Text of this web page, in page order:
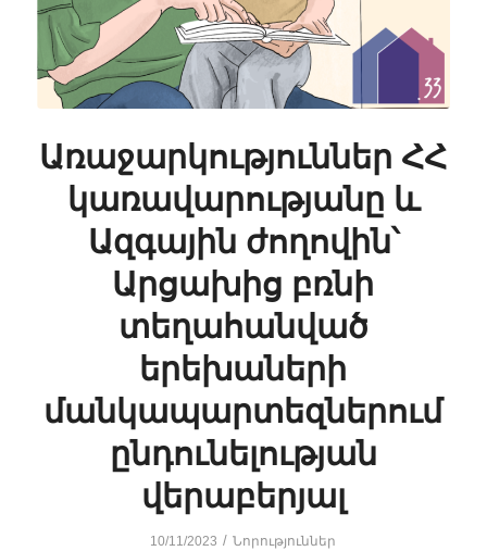
Առաջարկություններ ՀՀ
կառավարությանը և
Ազգային ժողովին՝
Արցախից բռնի
տեղահանված
երեխաների
մանկապարտեզներում
ընդունելության
վերաբերյալ
10/11/2023 / Նորություններ